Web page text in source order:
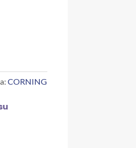
CORNING